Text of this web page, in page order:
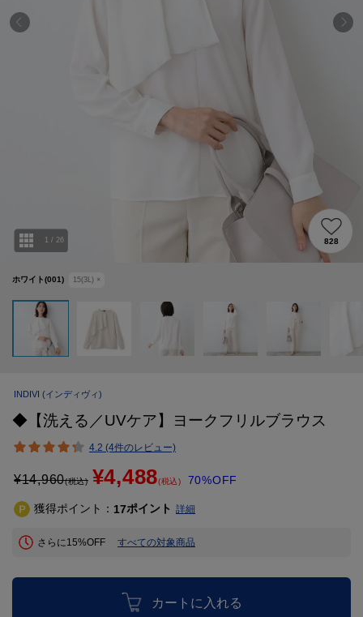
ホワイト(001) 15(3L) ×
1 / 26 828
INDIVI (インディヴィ)
◆【洗える／UVケア】ヨークフリルブラウス
4.2 (4件のレビュー)
¥14,960(税込) ¥4,488(税込) 70%OFF
獲得ポイント： 17ポイント 詳細
さらに15%OFF すべての対象商品
カートに入れる